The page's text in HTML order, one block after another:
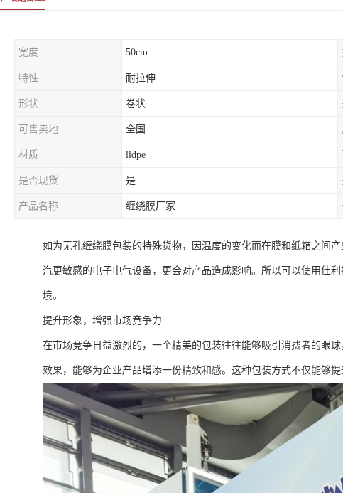
宽度 50cm
特性 耐拉伸
形状 卷状
可售卖地 全国
材质 lldpe
是否现货 是
产品名称 缠绕膜厂家
如为无孔缠绕膜包装的特殊货物，因温度的变化而在膜和纸箱之间
汽更敏感的电子电气设备，更会对产品造成影响。所以可以使用佳
境。
提升形象，增强市场竞争力
在市场竞争日益激烈的，一个精美的包装往往能够吸引消费者的眼
效果，能够为企业产品增添一份精致和感。这种包装方式不仅能够